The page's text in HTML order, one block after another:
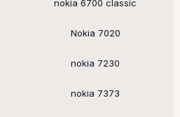
nokia 6700 classic
Nokia 7020
nokia 7230
nokia 7373